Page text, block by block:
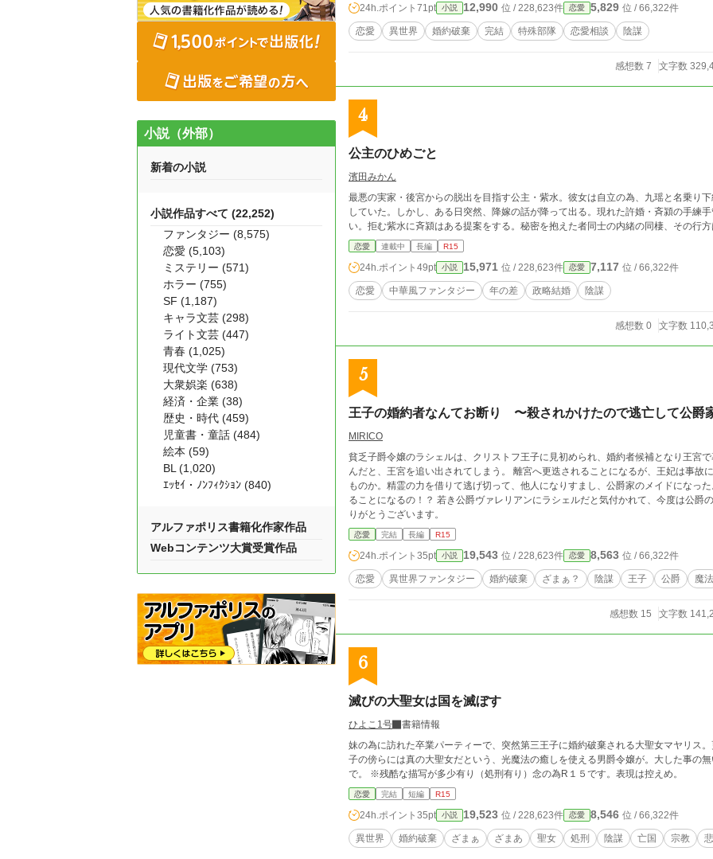
24h.ポイント 71pt 小説 12,990 位 / 228,623件 恋愛 5,829 位 / 66,322件
恋愛 異世界 婚約破棄 完結 特殊部隊 恋愛相談 陰謀
感想数 7 文字数
4
公主のひめごと
濱田みかん
最悪の実家・後宮からの脱出を目指す公主・紫水。彼女は自立の為、九瑶と名乗り
していた。しかし、ある日突然、降嫁の話が降って出る。現れた許婚・斉潁の手練
い。拒む紫水に斉潁はある提案をする。秘密を抱えた者同士の内緒の同棲、その行
恋愛 連載中 長編 R15
24h.ポイント 49pt 小説 15,971 位 / 228,623件 恋愛 7,117 位 / 66,322件
恋愛 中華風ファンタジー 年の差 政略結婚 陰謀
感想数 0 文字数
5
王子の婚約者なんてお断り 〜殺されかけたので逃亡して公爵
MIRICO
貧乏子爵令嬢のラシェルは、クリストフ王子に見初められ、婚約者候補となり王宮
んだと、王宮を追い出されてしまう。 離宮へ更迭されることになるが、王妃は事故
ものか。精霊の力を借りて逃げ切って、他人になりすまし、公爵家のメイドにな
ることになるの！？ 若き公爵ヴァレリアンにラシェルだと気付かれて、今度は公爵の婚約者！？
りがとうございます。
恋愛 完結 長編 R15
24h.ポイント 35pt 小説 19,543 位 / 228,623件 恋愛 8,563 位 / 66,322件
恋愛 異世界ファンタジー 婚約破棄 ざまぁ？ 陰謀 王子 公爵 魔法
感想数 15 文字数
6
滅びの大聖女は国を滅ぼす
ひよこ1号
書籍情報
妹の為に訪れた卒業パーティーで、突然第三王子に婚約破棄される大聖女マヤリス
子の傍らには真の大聖女だという、光魔法の癒しを使える男爵令嬢が。大した事の
で。 ※残酷な描写が多少有り（処刑有り）念の為R１５です。表現は控えめ。
恋愛 完結 短編 R15
24h.ポイント 35pt 小説 19,523 位 / 228,623件 恋愛 8,546 位 / 66,322件
異世界 婚約破棄 ざまぁ ざまあ 聖女 処刑 陰謀 亡国 宗教
小説（外部）
新着の小説
小説作品すべて (22,252)
ファンタジー (8,575)
恋愛 (5,103)
ミステリー (571)
ホラー (755)
SF (1,187)
キャラ文芸 (298)
ライト文芸 (447)
青春 (1,025)
現代文学 (753)
大衆娯楽 (638)
経済・企業 (38)
歴史・時代 (459)
児童書・童話 (484)
絵本 (59)
BL (1,020)
ｴｯｾｲ・ﾉﾝﾌｨｸｼｮﾝ (840)
アルファポリス書籍化作家作品
Webコンテンツ大賞受賞作品